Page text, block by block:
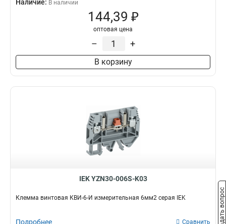
Наличие: В наличии
144,39 ₽
оптовая цена
– +
В корзину
IEK YZN30-006S-K03
Клемма винтовая КВИ-6-И измерительная 6мм2 серая IEK
Подробнее Сравнить Задать вопрос